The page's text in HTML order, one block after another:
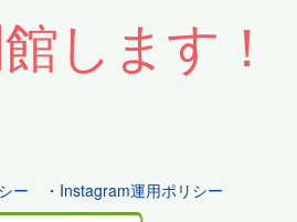
します！
ー ・ Instagram運用ポリシー